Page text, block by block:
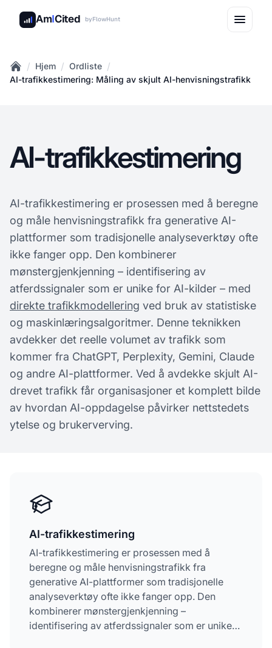
AmICited byFlowHunt
Home
/ Hjem / Ordliste /
AI-trafikkestimering: Måling av skjult AI-henvisningstrafikk
AI-trafikkestimering
AI-trafikkestimering er prosessen med å beregne
og måle henvisningstrafikk fra generative AI-
plattformer som tradisjonelle analyseverktøy ofte
ikke fanger opp. Den kombinerer
mønstergjenkjenning – identifisering av
atferdssignaler som er unike for AI-kilder – med
direkte trafikkmodellering ved bruk av statistiske
og maskinlæringsalgoritmer. Denne teknikken
avdekker det reelle volumet av trafikk som
kommer fra ChatGPT, Perplexity, Gemini, Claude
og andre AI-plattformer. Ved å avdekke skjult AI-
drevet trafikk får organisasjoner et komplett bilde
av hvordan AI-oppdagelse påvirker nettstedets
ytelse og brukerverving.
AI-trafikkestimering
AI-trafikkestimering er prosessen med å
beregne og måle henvisningstrafikk fra
generative AI-plattformer som tradisjonelle
analyseverktøy ofte ikke fanger opp. Den
kombinerer mønstergjenkjenning –
identifisering av atferdssignaler som er unike